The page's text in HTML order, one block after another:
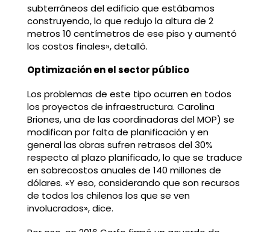
subterráneos del edificio que estábamos
construyendo, lo que redujo la altura de 2
metros 10 centímetros de ese piso y aumentó
los costos finales», detalló.
Optimización en el sector público
Los problemas de este tipo ocurren en todos
los proyectos de infraestructura. Carolina
Briones, una de las coordinadoras del MOP) se
modifican por falta de planificación y en
general las obras sufren retrasos del 30%
respecto al plazo planificado, lo que se traduce
en sobrecostos anuales de 140 millones de
dólares. «Y eso, considerando que son recursos
de todos los chilenos los que se ven
involucrados», dice.